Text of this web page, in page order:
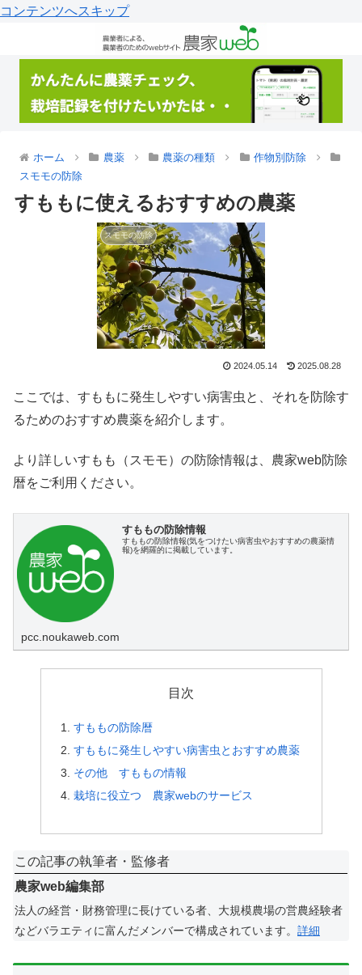
コンテンツへスキップ
ホーム 農薬 農薬の種類
作物別防除
スモモの防除
すももに使えるおすすめの農薬
スモモの防除
2024.05.14 2025.08.28
ここでは、すももに発生しやすい病害虫と、それを防除す
るためのおすすめ農薬を紹介します。
より詳しいすもも（スモモ）の防除情報は、農家web防除
暦をご利用ください。
すももの防除情報
すももの防除情報(気をつけたい病害虫やおすすめの農薬情
報)を網羅的に掲載しています。
pcc.noukaweb.com
目次
すももの防除暦
すももに発生しやすい病害虫とおすすめ農薬
その他 すももの情報
栽培に役立つ 農家webのサービス
この記事の執筆者・監修者
農家web編集部
法人の経営・財務管理に長けている者、大規模農場の営農経験者
などバラエティに富んだメンバーで構成されています。 詳細